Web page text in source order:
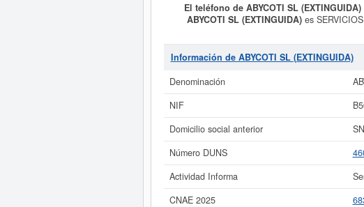
El teléfono de ABYCOTI SL
ABYCOTI SL (EXTINGUIDA)es
LAVANDERIA, HOSTELERIA, AREAS DE
TODA CLASE DE SERV y fue constituida el
cuenta de terceros. La empresaABYCOTI SL
Esta empresa acumula un total de 29
puede optar esta empresa y otras similares,
3.100 €. Existen 24 actos
Si está interesado en conocer más datos de
ABYCOTI SL (EXTINGUIDA) y consultar
La última
Información de ABYCOTI SL (EXTINGUIDA)
Denominación
NIF
Domicilio social anterior
Número DUNS
Actividad Informa
CNAE 2025